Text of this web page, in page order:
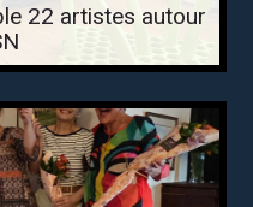
22 artistes autour